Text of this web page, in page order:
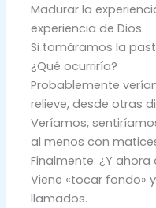
Madurar la
experiencia de Dios.
Si tomáramos la
¿Qué ocurriría?
Probablemente
relieve, desde otras
Veríamos,
al menos con
Finalmente: ¿Y ahora
Viene «tocar fondo»
llamados.